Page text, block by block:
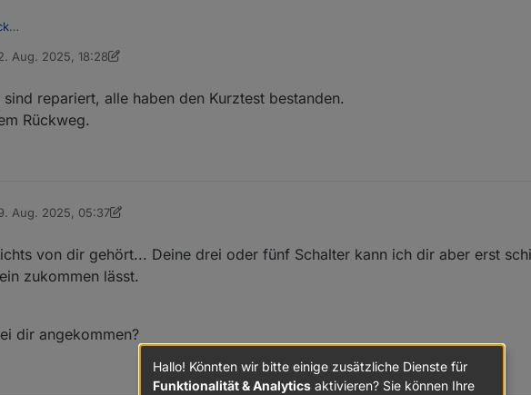
Aug. 2025, 18:28
von Labersack8. Apr. 2025, 10:33
repariert, alle haben den Kurztest bestanden.
Rückweg.
Aug. 2025, 05:37
von Labersack8. Sept. 2025, 07:37
von dir gehört... Deine drei oder fünf Schalter kann ich dir aber erst
zukommen lässt.
dir angekommen?
Hallo! Könnten wir bitte einige zusätzliche Dienste für
Funktionalität & Analytics aktivieren? Sie können Ihre